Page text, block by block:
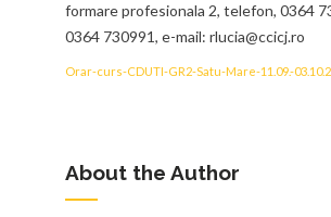
formare profesionala 2, telefon, 0364
0364 730991, e-mail: rlucia@ccicj.ro
Orar-curs-CDUTI-GR2-Satu-Mare-11.09.-
About the Author